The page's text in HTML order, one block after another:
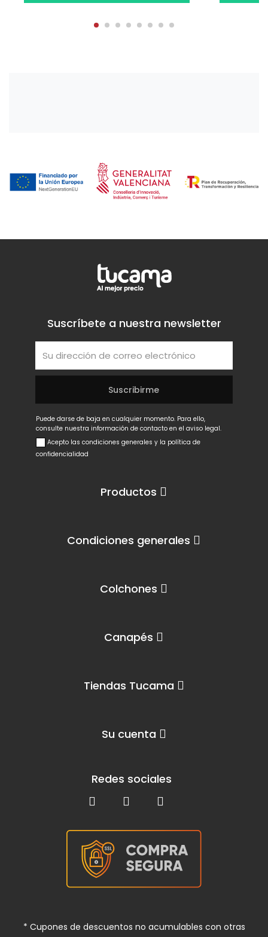
Productos
Condiciones generales
Colchones
Canapés
Tiendas Tucama
Su cuenta
Suscríbete a nuestra newsletter
Puede darse de baja en cualquier momento. Para ello,
consulte nuestra información de contacto en el aviso legal.
Acepto las condiciones generales y la política de
confidencialidad
Redes sociales
* Cupones de descuentos no acumulables con otras